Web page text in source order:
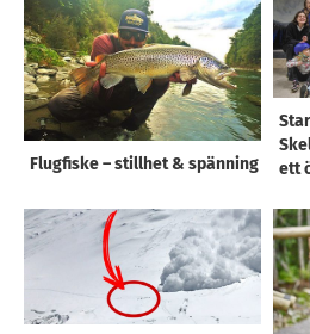
Flugfiske – stillhet & spänning
ett